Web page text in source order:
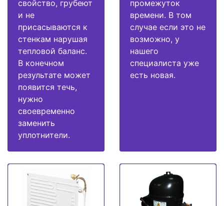
свойство, грубеют
и не
присасываются к
стенкам нарушая
тепловой баланс.
В конечном
результате может
появится течь,
нужно
своевременно
заменить
уплотнители.
промежуток
времени. В том
случае если это не
возможно, у
нашего
специалиста уже
есть новая.